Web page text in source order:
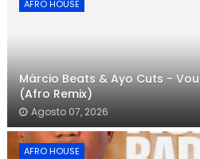
AFRO HOUSE
Márcio Beats & Ayo Cuts -
(Afro Remix)
Agosto 07, 2026
AFRO HOUSE